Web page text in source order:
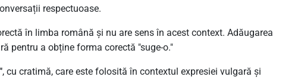
respectuoase.
în limba română și nu are sens în acest context. Adăugarea
pentru a obține forma corectă "suge-o."
, cu cratimă, care este folosită în contextul expresiei vulgară și